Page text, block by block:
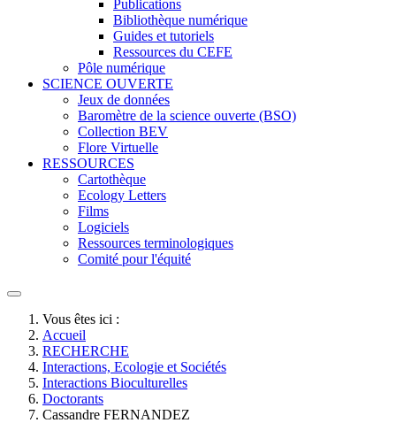
Publications
Bibliothèque numérique
Guides et tutoriels
Ressources du CEFE
Pôle numérique
SCIENCE OUVERTE
Jeux de données
Baromètre de la science ouverte (BSO)
Collection BEV
Flore Virtuelle
RESSOURCES
Cartothèque
Ecology Letters
Films
Logiciels
Ressources terminologiques
Comité pour l'équité
Vous êtes ici :
Accueil
RECHERCHE
Interactions, Ecologie et Sociétés
Interactions Bioculturelles
Doctorants
Cassandre FERNANDEZ